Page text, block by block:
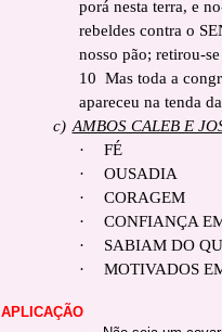
porá nesta terra, e
rebeldes contra o
nosso pão; retirou-
10 Mas toda a
apareceu na tenda
c) AMBOS CALEB E
·
FÉ
·
OUSADIA
·
CORAGEM
·
CONFIANÇA
·
SABIAM DO
·
MOTIVADOS
APLICAÇÃO